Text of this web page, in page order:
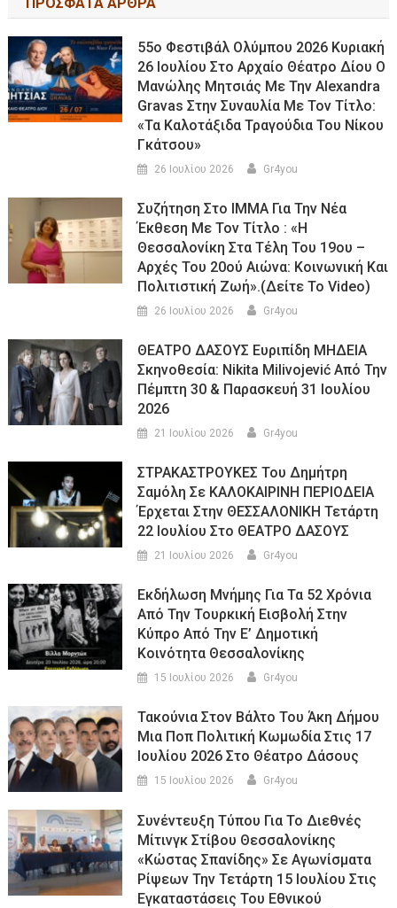
55ο Φεστιβάλ Ολύμπου 2026 Κυριακή
26 Ιουλίου Στο Αρχαίο Θέατρο Δίου Ο
Μανώλης Μητσιάς Με Την Alexandra
Gravas Στην Συναυλία Με Τον Τίτλο:
«τα Καλοτάξιδα Τραγούδια Του Νίκου
Γκάτσου»
26 Ιουλίου 2026 Gr4you
Συζήτηση Στο ΙΜΜΑ Για Την Νέα
Έκθεση Με Τον Τίτλο : «Η
Θεσσαλονίκη Στα Τέλη Του 19ου –
Αρχές Του 20ού Αιώνα: Κοινωνική Και
Πολιτιστική Ζωή».(Δείτε Το Video)
26 Ιουλίου 2026 Gr4you
ΘΕΑΤΡΟ ΔΑΣΟΥΣ Ευριπίδη ΜΗΔΕΙΑ
Σκηνοθεσία: Nikita Milivojević Από Την
Πέμπτη 30 & Παρασκευή 31 Ιουλίου
2026
21 Ιουλίου 2026 Gr4you
ΣΤΡΑΚΑΣΤΡΟΥΚΕΣ Του Δημήτρη
Σαμόλη Σε ΚΑΛΟΚΑΙΡΙΝΗ ΠΕΡΙΟΔΕΙΑ
Έρχεται Στην ΘΕΣΣΑΛΟΝΙΚΗ Τετάρτη
22 Ιουλίου Στο ΘΕΑΤΡΟ ΔΑΣΟΥΣ
21 Ιουλίου 2026 Gr4you
Εκδήλωση Μνήμης Για Τα 52 Χρόνια
Από Την Τουρκική Εισβολή Στην
Κύπρο Από Την Ε’ Δημοτική
Κοινότητα Θεσσαλονίκης
15 Ιουλίου 2026 Gr4you
Τακούνια Στον Βάλτο Του Άκη Δήμου
Μια Ποπ Πολιτική Κωμωδία Στις 17
Ιουλίου 2026 Στο Θέατρο Δάσους
15 Ιουλίου 2026 Gr4you
Συνέντευξη Τύπου Για Το Διεθνές
Μίτινγκ Στίβου Θεσσαλονίκης
«Κώστας Σπανίδης» Σε Αγωνίσματα
Ρίψεων Την Τετάρτη 15 Ιουλίου Στις
Εγκαταστάσεις Του Εθνικού